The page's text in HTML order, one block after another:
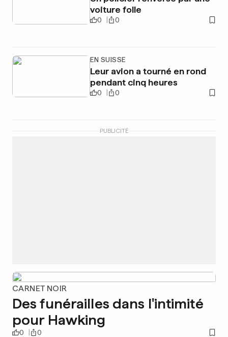
voiture folle
0 0
EN SUISSE
Leur avion a tourné en rond
pendant cinq heures
0 0
PUBLICITÉ
CARNET NOIR
Des funérailles dans l'intimité
pour Hawking
0 0